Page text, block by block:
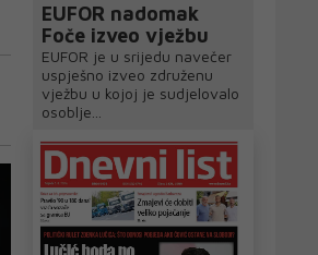
EUFOR nadomak
Foče izveo vježbu
EUFOR je u srijedu navečer
uspješno izveo združenu
vježbu u kojoj je sudjelovalo
osoblje...